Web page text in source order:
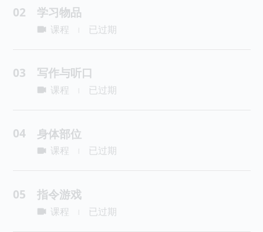
02 学习物品
课程 已过期
03 写作与听口
课程 已过期
04 身体部位
课程 已过期
05 指令游戏
课程 已过期